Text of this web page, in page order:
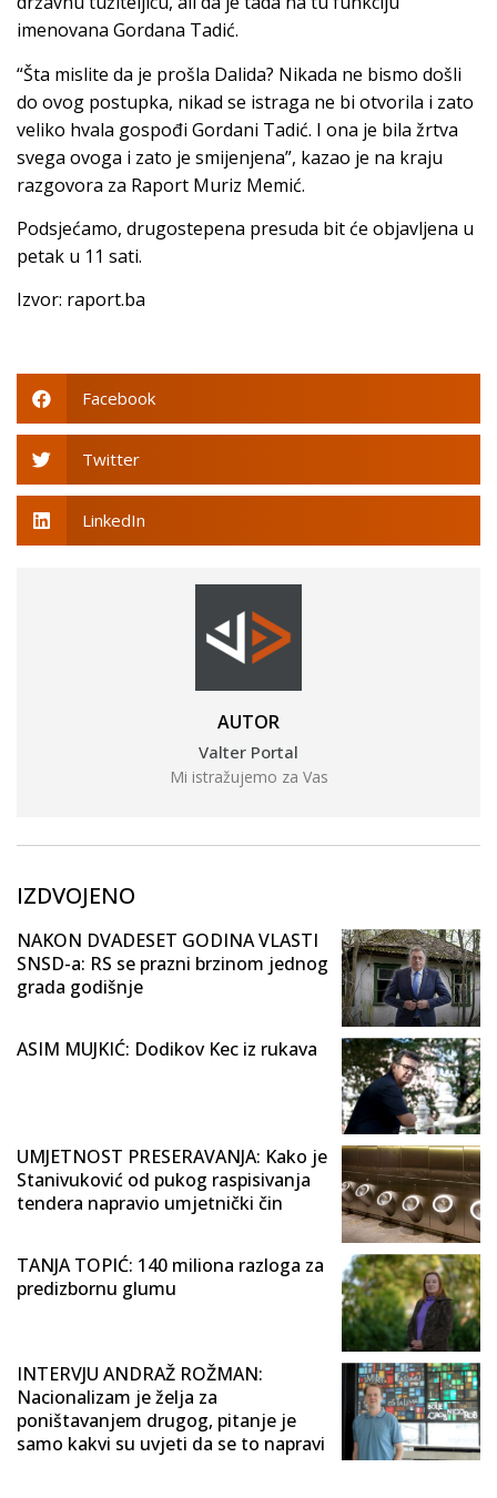
imenovana Gordana Tadić.
“Šta mislite da je prošla Dalida? Nikada ne bismo došli
do ovog postupka, nikad se istraga ne bi otvorila i zato
veliko hvala gospođi Gordani Tadić. I ona je bila žrtva
svega ovoga i zato je smijenjena”, kazao je na kraju
razgovora za Raport Muriz Memić.
Podsjećamo, drugostepena presuda bit će objavljena u
petak u 11 sati.
Izvor: raport.ba
Facebook
Twitter
LinkedIn
AUTOR
Valter Portal
Mi istražujemo za Vas
IZDVOJENO
NAKON DVADESET GODINA VLASTI
SNSD-a: RS se prazni brzinom jednog
grada godišnje
ASIM MUJKIĆ: Dodikov Kec iz rukava
UMJETNOST PRESERAVANJA: Kako je
Stanivuković od pukog raspisivanja
tendera napravio umjetnički čin
TANJA TOPIĆ: 140 miliona razloga za
predizbornu glumu
INTERVJU ANDRAŽ ROŽMAN:
Nacionalizam je želja za
poništavanjem drugog, pitanje je
samo kakvi su uvjeti da se to napravi